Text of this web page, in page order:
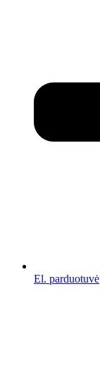
El. parduotuvė